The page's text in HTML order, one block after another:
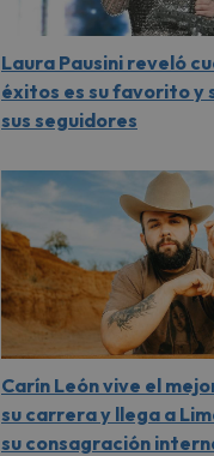
Laura Pausini reveló
éxitos es su favorito y
sus seguidores
Carín León vive el
su carrera y llega a
su consagración